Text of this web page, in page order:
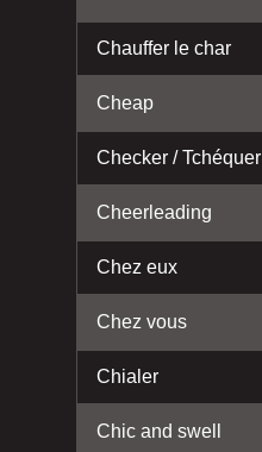
Chauffer le char
Cheap
Checker / Tchéquer
Cheerleading
Chez eux
Chez vous
Chialer
Chic and swell